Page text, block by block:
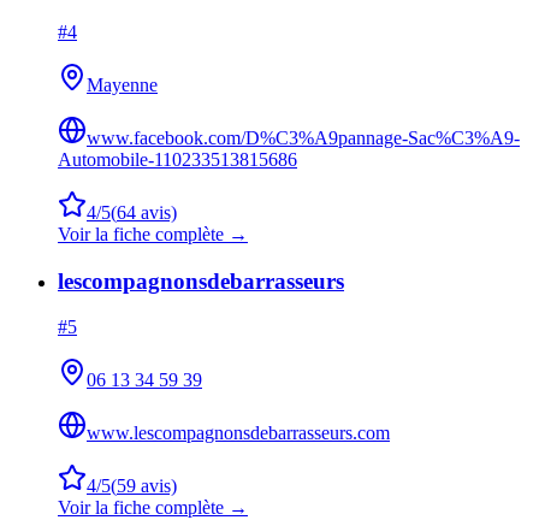
#4
Mayenne
www.facebook.com/D%C3%A9pannage-Sac%C3%A9-
Automobile-110233513815686
4/5(64 avis)
Voir la fiche complète →
lescompagnonsdebarrasseurs
#5
06 13 34 59 39
www.lescompagnonsdebarrasseurs.com
4/5(59 avis)
Voir la fiche complète →